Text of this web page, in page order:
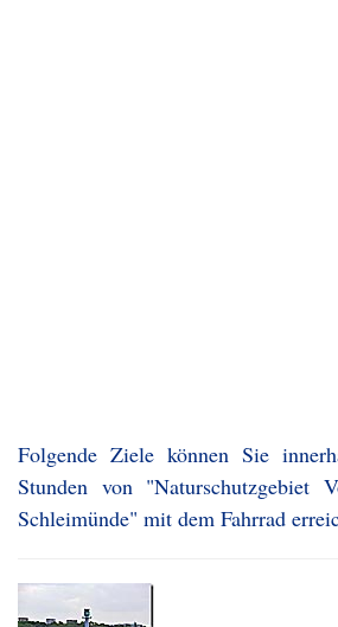
Folgende Ziele können Sie
Stunden von "Naturschutzgebiet
Schleimünde" mit dem Fahrrad